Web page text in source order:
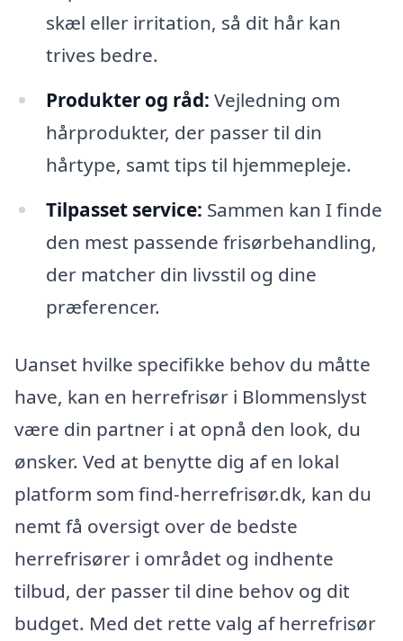
skæl eller irritation, så dit hår kan
trives bedre.
Produkter og råd: Vejledning om
hårprodukter, der passer til din
hårtype, samt tips til hjemmepleje.
Tilpasset service: Sammen kan I finde
den mest passende frisørbehandling,
der matcher din livsstil og dine
præferencer.
Uanset hvilke specifikke behov du måtte
have, kan en herrefrisør i Blommenslyst
være din partner i at opnå den look, du
ønsker. Ved at benytte dig af en lokal
platform som find-herrefrisør.dk, kan du
nemt få oversigt over de bedste
herrefrisører i området og indhente
tilbud, der passer til dine behov og dit
budget. Med det rette valg af herrefrisør